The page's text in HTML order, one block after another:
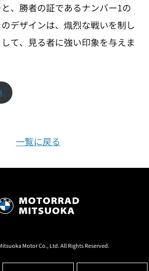
、勝者の証であるナンバー1の
デザインは、熾烈な戦いを制し
て、見る者に強い印象を与えま
一覧に戻る
Motor Co., Ltd. All Rights Reserved.